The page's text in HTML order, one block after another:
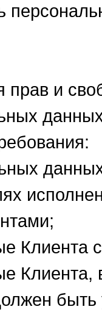
прав и
Клиента
Клиента,